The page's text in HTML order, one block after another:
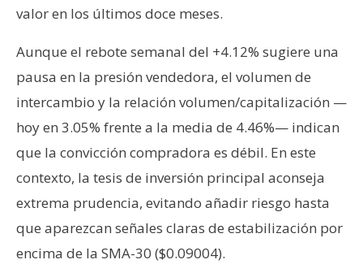
C
n
t
a
c
o
y
P
u
valor en los últimos doce meses.
Aunque el rebote semanal del +4.12% sugiere una
pausa en la presión vendedora, el volumen de
intercambio y la relación volumen/capitalización —
hoy en 3.05% frente a la media de 4.46%— indican
que la convicción compradora es débil. En este
contexto, la tesis de inversión principal aconseja
extrema prudencia, evitando añadir riesgo hasta
que aparezcan señales claras de estabilización por
encima de la SMA-30 ($0.09004).